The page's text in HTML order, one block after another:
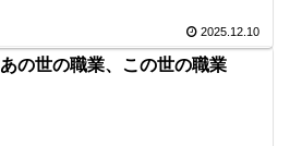
2025.12.10
あの世の職業、この世の職業